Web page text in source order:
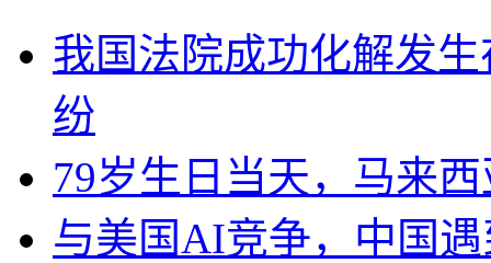
我国法院成功化解发
纷
79岁生日当天，马来
与美国AI竞争，中国